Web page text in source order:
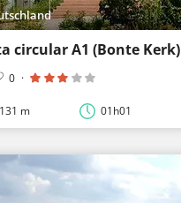
circular A1 (Bonte Kerk)
0 ·
131 m 01h01